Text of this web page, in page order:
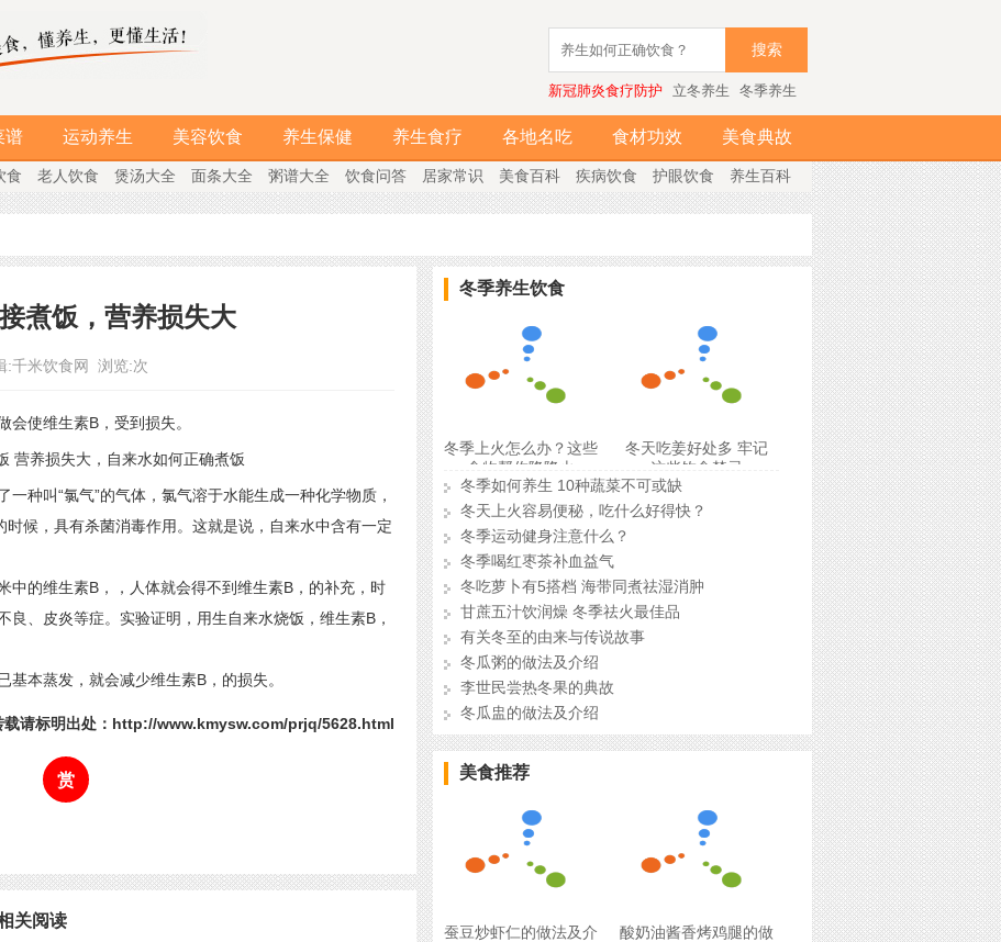
搜索
新冠肺炎食疗防护 立冬养生 冬季养生
谱 运动养生 美容饮食 养生保健 养生食疗 各地名吃 食材功效 美食典故
食 老人饮食 煲汤大全 面条大全 粥谱大全 饮食问答 居家常识 美食百科 疾病饮食 护眼饮食 养生百科
煮饭，营养损失大
:千米饮食网 浏览:次
使维生素B，受到损失。
种叫“氯气”的气体，氯气溶于水能生成一种化学物质，
时候，具有杀菌消毒作用。这就是说，自来水中含有一定
的维生素B，，人体就会得不到维生素B，的补充，时
良、皮炎等症。实验证明，用生自来水烧饭，维生素B，
本蒸发，就会减少维生素B，的损失。
载请标明出处：http://www.kmysw.com/prjq/5628.html
赏
关阅读
冬季养生饮食
冬季上火怎么办？这些
食物帮你降降火
冬天吃姜好处多 牢记
这些饮食禁忌
冬季如何养生 10种蔬菜不可或缺
冬天上火容易便秘，吃什么好得快？
冬季运动健身注意什么？
冬季喝红枣茶补血益气
冬吃萝卜有5搭档 海带同煮祛湿消肿
甘蔗五汁饮润燥 冬季祛火最佳品
有关冬至的由来与传说故事
冬瓜粥的做法及介绍
李世民尝热冬果的典故
冬瓜盅的做法及介绍
美食推荐
蚕豆炒虾仁的做法及介
酸奶油酱香烤鸡腿的做